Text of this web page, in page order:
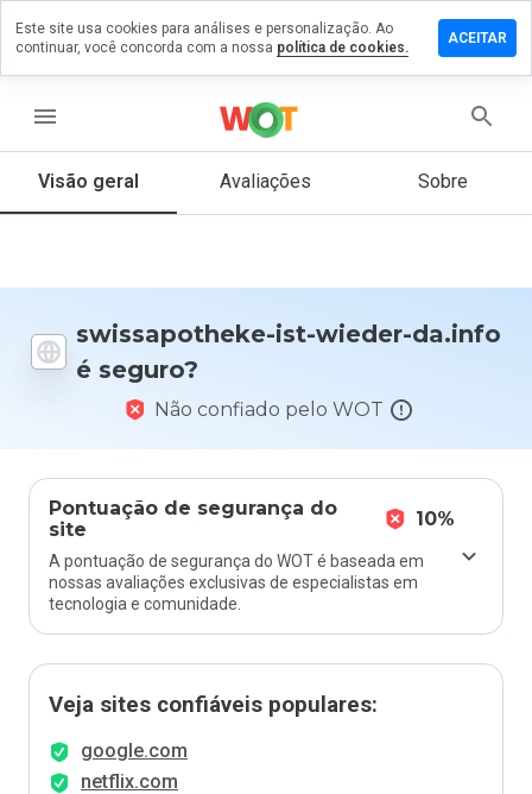
menu
Visão geral Avaliações Sobre
swissapotheke-ist-wieder-da.info
é seguro?
Não confiado pelo WOT
Pontuação de segurança do
site
10%
A pontuação de segurança do WOT é baseada em
nossas avaliações exclusivas de especialistas em
tecnologia e comunidade.
Veja sites confiáveis populares:
google.com
netflix.com
um
em
a 5,
você
daria
Este site usa cookies para análises e personalização. Ao
continuar, você concorda com a nossa política de cookies.
ACEITAR